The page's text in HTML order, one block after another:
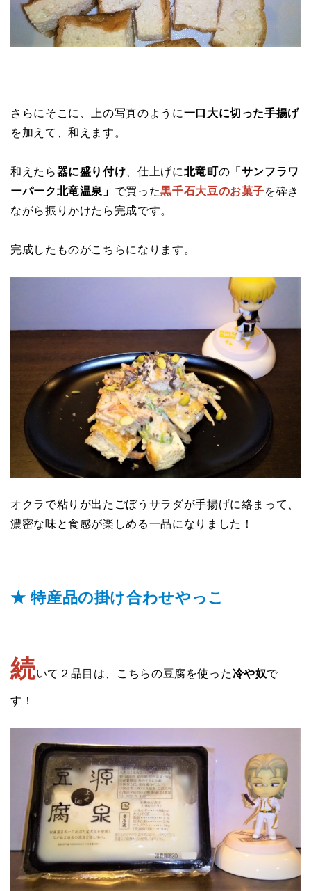
さらにそこに、上の写真のように一口大に切った手揚げ
を加えて、和えます。
和えたら器に盛り付け 、仕上げに北竜町の 「サンフラワ
ーパーク北竜温泉」 で買った黒千石大豆のお菓子を砕き
ながら振りかけたら完成です。
完成したものがこちらになります。
オクラで粘りが出たごぼうサラダが手揚げに絡まって、
濃密な味と食感が楽しめる一品になりました！
★ 特産品の掛け合わせやっこ
続いて２品目は、こちらの豆腐を使った冷や奴で
す！